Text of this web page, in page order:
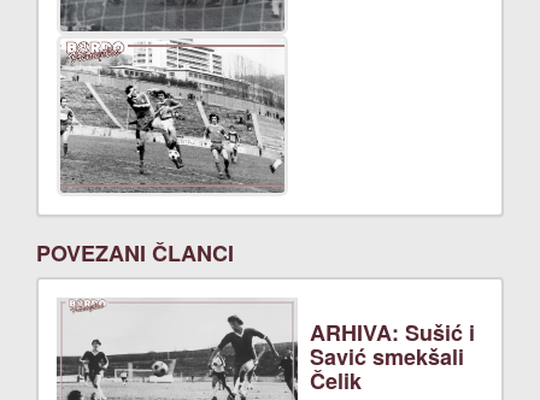
POVEZANI ČLANCI
ARHIVA: Sušić i
Savić smekšali
Čelik